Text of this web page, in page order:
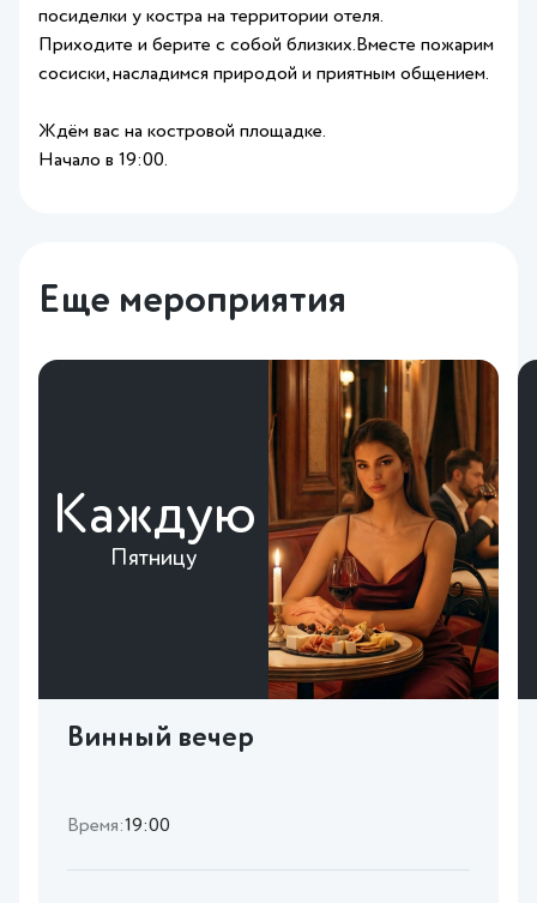
посиделки у костра на территории отеля.
Приходите и берите с собой близких.Вместе пожарим
сосиски, насладимся природой и приятным общением.
Ждём вас на костровой площадке.
Начало в 19:00.
Еще мероприятия
Каждую
Пятницу
Винный вечер
Время:19:00